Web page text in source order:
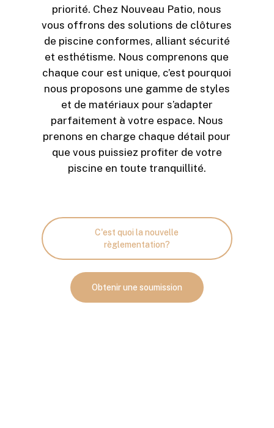
priorité. Chez Nouveau Patio, nous
vous offrons des solutions de clôtures
de piscine conformes, alliant sécurité
et esthétisme. Nous comprenons que
chaque cour est unique, c’est pourquoi
nous proposons une gamme de styles
et de matériaux pour s’adapter
parfaitement à votre espace. Nous
prenons en charge chaque détail pour
que vous puissiez profiter de votre
piscine en toute tranquillité.
C'est quoi la nouvelle
règlementation?
Obtenir une soumission